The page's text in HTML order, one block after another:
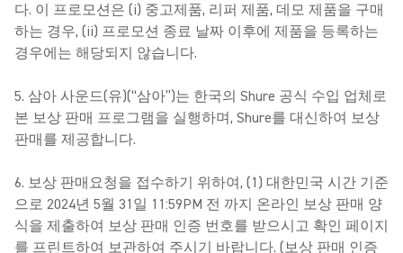
다. 이 프로모션은 (i) 중고제품, 리퍼 제품, 데모 제품을 구매
하는 경우, (ii) 프로모션 종료 날짜 이후에 제품을 등록하는
경우에는 해당되지 않습니다.
5. 삼아 사운드(유)(“삼아”)는 한국의 Shure 공식 수입 업체로
본 보상 판매 프로그램을 실행하며, Shure를 대신하여 보상
판매를 제공합니다.
6. 보상 판매요청을 접수하기 위하여, (1) 대한민국 시간 기준
으로 2024년 5월 31일 11:59PM 전 까지 온라인 보상 판매 양
식을 제출하여 보상 판매 인증 번호를 받으시고 확인 페이지
를 프린트하여 보관하여 주시기 바랍니다. (보상 판매 인증